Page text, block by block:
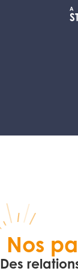
Nos
Des